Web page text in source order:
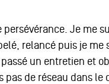
persévérance. Je me
relancé puis je
passé un entretien et
pas de réseau dans le